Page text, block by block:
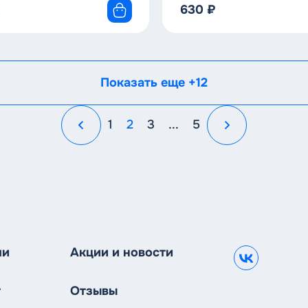
630 ₽
Показать еще +12
1 2 3 ... 5
Акции и новости
Отзывы